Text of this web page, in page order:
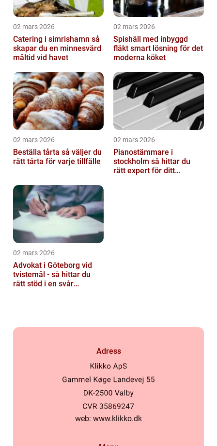
02 mars 2026
Catering i simrishamn så
skapar du en minnesvärd
måltid vid havet
02 mars 2026
Spishäll med inbyggd
fläkt smart lösning för det
moderna köket
02 mars 2026
Beställa tårta så väljer du
rätt tårta för varje tillfälle
02 mars 2026
Pianostämmare i
stockholm så hittar du
rätt expert för ditt
02 mars 2026
Advokat i Göteborg vid
tvistemål - så hittar du
rätt stöd i en svår
Adress
web: www.klikko.dk